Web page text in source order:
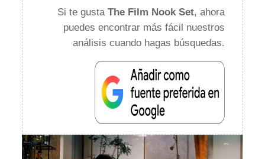
Si te gusta The Film Nook Set, ahora
puedes encontrar más fácil nuestros
análisis cuando hagas búsquedas.